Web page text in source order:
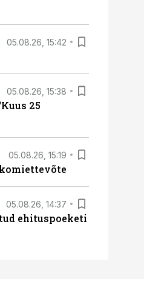
05.08.26, 15:42
05.08.26, 15:38
25
05.08.26, 15:19
05.08.26, 14:37
ehituspoeketi